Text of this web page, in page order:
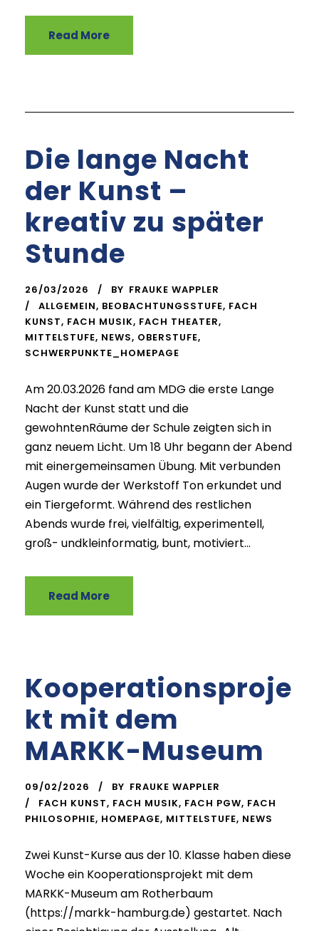
Read More
Die lange Nacht
der Kunst –
kreativ zu später
Stunde
26/03/2026 BY FRAUKE WAPPLER
ALLGEMEIN, BEOBACHTUNGSSTUFE, FACH
KUNST, FACH MUSIK, FACH THEATER,
MITTELSTUFE, NEWS, OBERSTUFE,
SCHWERPUNKTE_HOMEPAGE
Am 20.03.2026 fand am MDG die erste Lange
Nacht der Kunst statt und die
gewohntenRäume der Schule zeigten sich in
ganz neuem Licht. Um 18 Uhr begann der Abend
mit einergemeinsamen Übung. Mit verbunden
Augen wurde der Werkstoff Ton erkundet und
ein Tiergeformt. Während des restlichen
Abends wurde frei, vielfältig, experimentell,
groß- undkleinformatig, bunt, motiviert...
Read More
Kooperationsproje
kt mit dem
MARKK-Museum
09/02/2026 BY FRAUKE WAPPLER
FACH KUNST, FACH MUSIK, FACH PGW, FACH
PHILOSOPHIE, HOMEPAGE, MITTELSTUFE, NEWS
Zwei Kunst-Kurse aus der 10. Klasse haben diese
Woche ein Kooperationsprojekt mit dem
MARKK-Museum am Rotherbaum
(https://markk-hamburg.de) gestartet. Nach